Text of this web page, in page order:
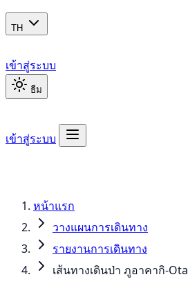
TH
เข้าสู่ระบบ
ธีม
เข้าสู่ระบบ
หน้าแรก
วางแผนการเดินทาง
รายงานการเดินทาง
เส้นทางเดินป่า ภูอาคากิ-Ota